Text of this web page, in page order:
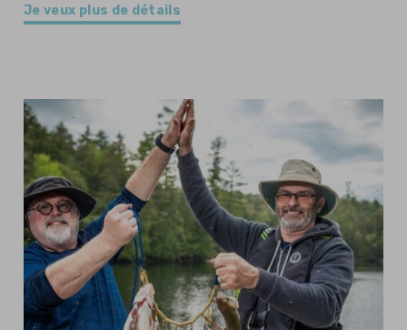
Je veux plus de détails